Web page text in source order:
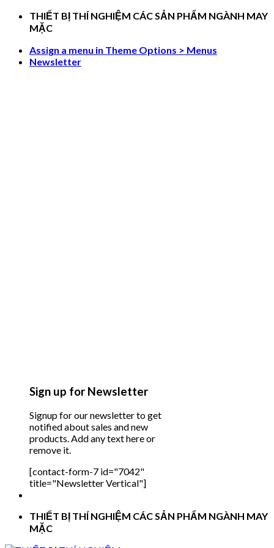
Skip
THIẾT BỊ THÍ NGHIỆM CÁC SẢN PHẨM NGÀNH MAY
MẶC
Assign a menu in Theme Options > Menus
Newsletter
Sign up for Newsletter
Signup for our newsletter to get
notified about sales and new
products. Add any text here or
remove it.
[contact-form-7 id="7042"
title="Newsletter Vertical"]
THIẾT BỊ THÍ NGHIỆM CÁC SẢN PHẨM NGÀNH MAY
MẶC